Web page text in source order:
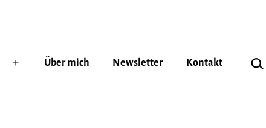
Über mich Newsletter Kontakt